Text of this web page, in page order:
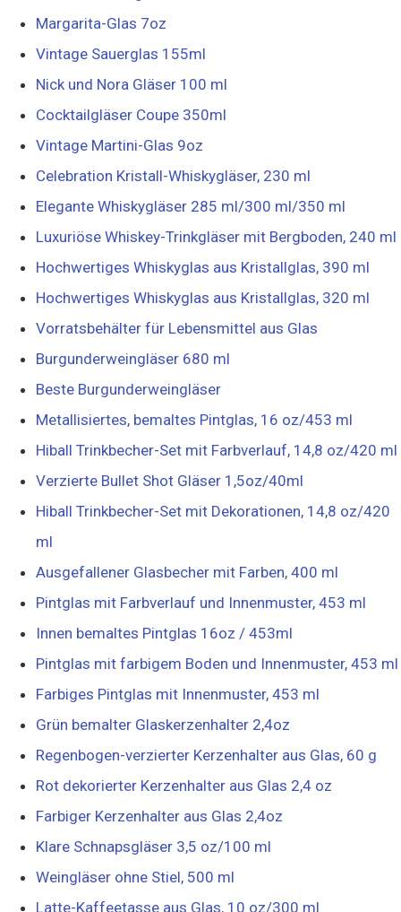
Margarita-Glas 7oz
Vintage Sauerglas 155ml
Nick und Nora Gläser 100 ml
Cocktailgläser Coupe 350ml
Vintage Martini-Glas 9oz
Celebration Kristall-Whiskygläser, 230 ml
Elegante Whiskygläser 285 ml/300 ml/350 ml
Luxuriöse Whiskey-Trinkgläser mit Bergboden, 240 ml
Hochwertiges Whiskyglas aus Kristallglas, 390 ml
Hochwertiges Whiskyglas aus Kristallglas, 320 ml
Vorratsbehälter für Lebensmittel aus Glas
Burgunderweingläser 680 ml
Beste Burgunderweingläser
Metallisiertes, bemaltes Pintglas, 16 oz/453 ml
Hiball Trinkbecher-Set mit Farbverlauf, 14,8 oz/420 ml
Verzierte Bullet Shot Gläser 1,5oz/40ml
Hiball Trinkbecher-Set mit Dekorationen, 14,8 oz/420
ml
Ausgefallener Glasbecher mit Farben, 400 ml
Pintglas mit Farbverlauf und Innenmuster, 453 ml
Innen bemaltes Pintglas 16oz / 453ml
Pintglas mit farbigem Boden und Innenmuster, 453 ml
Farbiges Pintglas mit Innenmuster, 453 ml
Grün bemalter Glaskerzenhalter 2,4oz
Regenbogen-verzierter Kerzenhalter aus Glas, 60 g
Rot dekorierter Kerzenhalter aus Glas 2,4 oz
Farbiger Kerzenhalter aus Glas 2,4oz
Klare Schnapsgläser 3,5 oz/100 ml
Weingläser ohne Stiel, 500 ml
Latte-Kaffeetasse aus Glas, 10 oz/300 ml